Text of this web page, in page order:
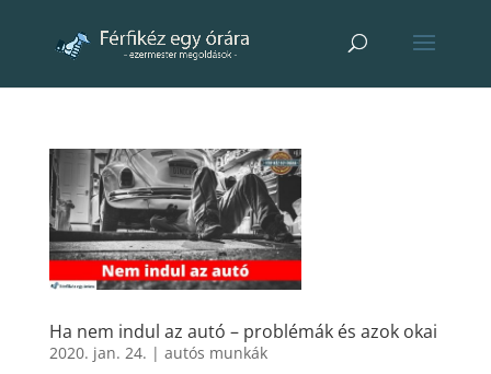
Ha nem indul az autó – problémák és azok okai
2020. jan. 24. | autós munkák